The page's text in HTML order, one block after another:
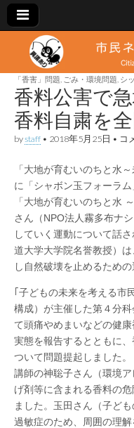
市
民
ネ
ッ
ト
ワ
ー
ク
北
海
道
Citizen's
Network
of
Hokkaido
「香害」問題 ごみ・環境問題 シ
香料公害で
香料自粛を
bystaff • 2018年5月25日 • 香
害
で
増
す
る
健
康
被
害
香
料
自
粛
を
国
で
～
は
コ
「大地が育むいのちと水
に「シャボン玉フォーラ
「大地が育むいのちと水
さん（NPO法人霧多布ナ
していく運動について話
道大学大学院名誉教授）
し自然破壊を止めるため
｢子どもの未来を考える
構成）が主催した第４分
て頭痛やめまいなどの健
実態を報告するとともに
ついて問題提起しました。
講師の神聡子さん（環境
げ剤等に含まれる香料の
ました。玉田さん（子ど
過敏症のため、周囲の理